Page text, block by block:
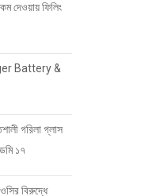
দেওয়ায় ফিলিং
Battery &
গরিলা গ্লাস
১৭
বিরুদ্ধে